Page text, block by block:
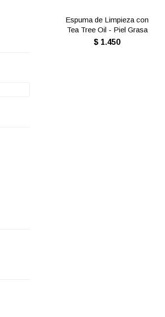
Espuma de Limpieza con
Tea Tree Oil - Piel Grasa
$ 1.450